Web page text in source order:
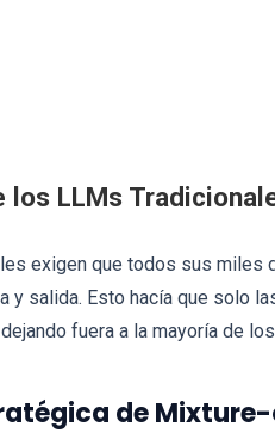
los LLMs
exigen que todos sus miles
y salida. Esto hacía que solo
fuera a la mayoría de
de